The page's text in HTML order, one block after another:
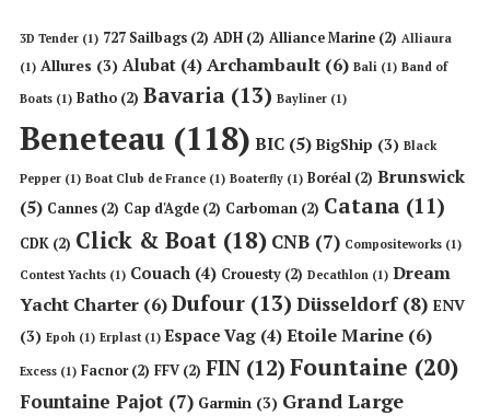
3D Tender (1) 727 Sailbags (2) ADH (2) Alliance Marine (2) Alliaura
(1) Allures (3) Alubat (4) Archambault (6) Bali (1) Band of
Boats (1) Batho (2) Bavaria (13) Bayliner (1)
Beneteau (118) BIC (5) BigShip (3) Black
Pepper (1) Boat Club de France (1) Boaterfly (1) Boréal (2) Brunswick
(5) Cannes (2) Cap d'Agde (2) Carboman (2) Catana (11)
CDK (2) Click & Boat (18) CNB (7) Compositeworks (1)
Contest Yachts (1) Couach (4) Crouesty (2) Decathlon (1) Dream
Yacht Charter (6)Dufour (13) Düsseldorf(8) ENV
(3) Epoh (1) Erplast (1) Espace Vag (4) Etoile Marine (6)
Excess (1) Facnor(2) FFV (2) FIN (12) Fountaine (20)
Fountaine Pajot (7) Garmin (3) Grand Large